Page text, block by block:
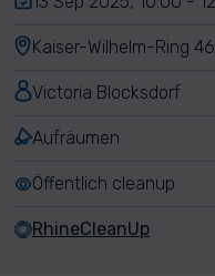
Kaiser-Wilhelm-Ring
Victoria Blocksdorf
Aufräumen
Öffentlich cleanup
RhineCleanUp